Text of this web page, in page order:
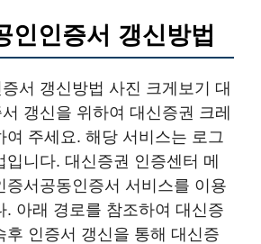
인인증서 갱신방법
서 갱신방법 사진 크게보기 대
갱신을 위하여 대신증권 크레
여 주세요. 해당 서비스는 로그
입니다. 대신증권 인증센터 메
증서공동인증서 서비스를 이용
. 아래 경로를 참조하여 대신증
후 인증서 갱신을 통해 대신증